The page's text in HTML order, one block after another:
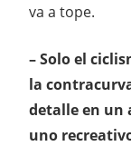
va a tope.
– Solo el
la
detalle en un
uno